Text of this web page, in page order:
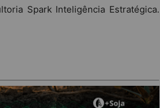
Spark Inteligência Estratégica.